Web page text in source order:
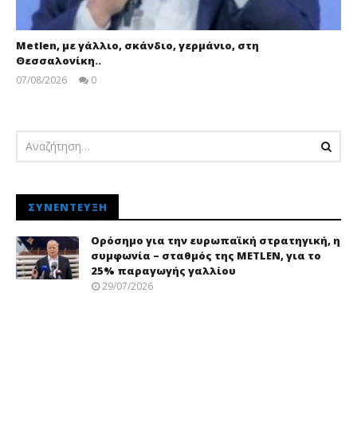
Metlen, με γάλλιο, σκάνδιο, γερμάνιο, στη
Θεσσαλονίκη..
07/08/2026
0
ΣΥΝΈΝΤΕΥΞΗ
Ορόσημο για την ευρωπαϊκή στρατηγική, η
συμφωνία – σταθμός της METLEN, για το
25% παραγωγής γαλλίου
29/07/2026